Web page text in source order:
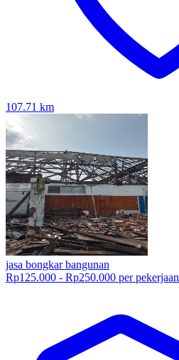
107.71 km
jasa bongkar bangunan
Rp125.000 - Rp250.000 per pekerjaan